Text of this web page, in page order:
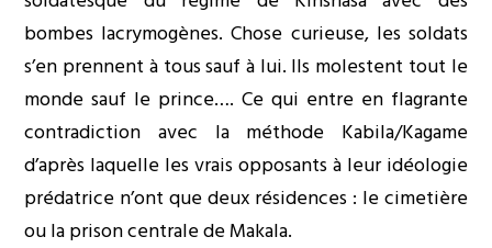
bombes lacrymogènes. Chose curieuse, les soldats
s’en prennent à tous sauf à lui. Ils molestent tout le
monde sauf le prince…. Ce qui entre en flagrante
contradiction avec la méthode Kabila/Kagame
d’après laquelle les vrais opposants à leur idéologie
prédatrice n’ont que deux résidences : le cimetière
ou la prison centrale de Makala.